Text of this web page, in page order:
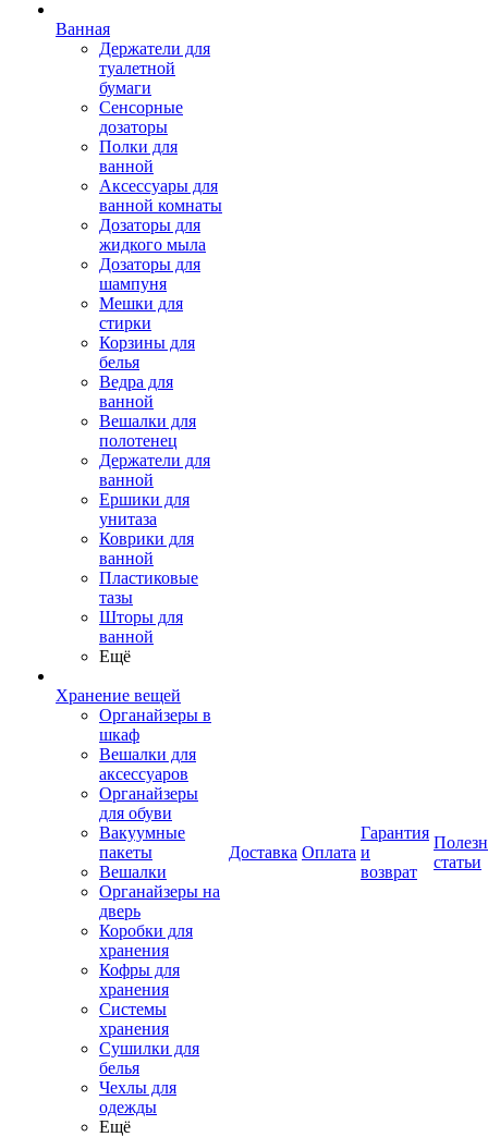
Ванная
Держатели для
туалетной
бумаги
Сенсорные
дозаторы
Полки для
ванной
Аксессуары для
ванной комнаты
Дозаторы для
жидкого мыла
Дозаторы для
шампуня
Мешки для
стирки
Корзины для
белья
Ведра для
ванной
Вешалки для
полотенец
Держатели для
ванной
Ершики для
унитаза
Коврики для
ванной
Пластиковые
тазы
Шторы для
ванной
Ещё
Хранение вещей
Органайзеры в
шкаф
Вешалки для
аксессуаров
Органайзеры
для обуви
Вакуумные
пакеты
Вешалки
Органайзеры на
дверь
Коробки для
хранения
Кофры для
хранения
Системы
хранения
Сушилки для
белья
Чехлы для
одежды
Ещё
Доставка Оплата
Гарантия
и
возврат
статьи